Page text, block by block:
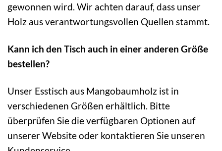
gewonnen wird. Wir achten darauf, dass unser
Holz aus verantwortungsvollen Quellen stammt.
Kann ich den Tisch auch in einer anderen Größe
bestellen?
Unser Esstisch aus Mangobaumholz ist in
verschiedenen Größen erhältlich. Bitte
überprüfen Sie die verfügbaren Optionen auf
unserer Website oder kontaktieren Sie unseren